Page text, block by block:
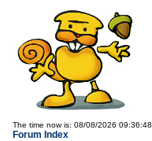
The time now is: 08/08/2026 09:36:48
Forum Index